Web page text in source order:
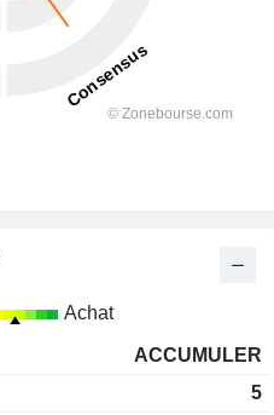
Achat
ACCUMULER
5